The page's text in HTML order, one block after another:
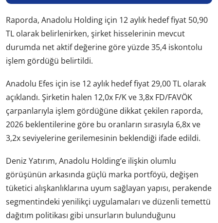
Raporda, Anadolu Holding için 12 aylık hedef fiyat 50,90
TL olarak belirlenirken, şirket hisselerinin mevcut
durumda net aktif değerine göre yüzde 35,4 iskontolu
işlem gördüğü belirtildi.
Anadolu Efes için ise 12 aylık hedef fiyat 29,00 TL olarak
açıklandı. Şirketin halen 12,0x F/K ve 3,8x FD/FAVÖK
çarpanlarıyla işlem gördüğüne dikkat çekilen raporda,
2026 beklentilerine göre bu oranların sırasıyla 6,8x ve
3,2x seviyelerine gerilemesinin beklendiği ifade edildi.
Deniz Yatırım, Anadolu Holding’e ilişkin olumlu
görüşünün arkasında güçlü marka portföyü, değişen
tüketici alışkanlıklarına uyum sağlayan yapısı, perakende
segmentindeki yenilikçi uygulamaları ve düzenli temettü
dağıtım politikası gibi unsurların bulunduğunu